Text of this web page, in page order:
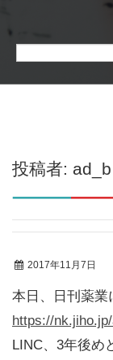
投稿者: ad_b
2017年11月7日
本日、日刊薬業
https://
LINC、3年後